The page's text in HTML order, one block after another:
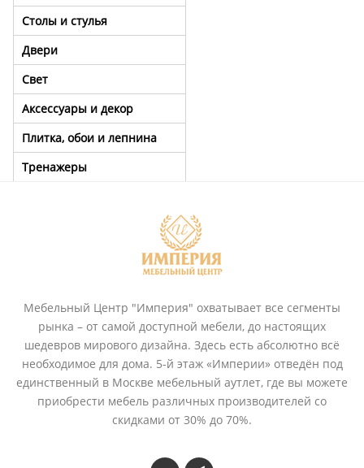
Столы и стулья
Двери
Свет
Аксессуары и декор
Плитка, обои и лепнина
Тренажеры
Мебельный Центр "Империя" охватывает все сегменты
рынка – от самой доступной мебели, до настоящих
шедевров мирового дизайна. Здесь есть абсолютно всё
необходимое для дома. 5-й этаж «Империи» отведён под
единственный в Москве мебельный аутлет, где вы можете
приобрести мебель различных производителей со
скидками от 30% до 70%.